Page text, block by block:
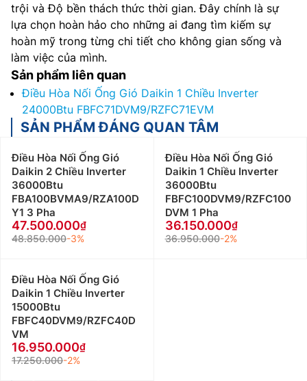
trội và Độ bền thách thức thời gian. Đây chính là sự
lựa chọn hoàn hảo cho những ai đang tìm kiếm sự
hoàn mỹ trong từng chi tiết cho không gian sống và
làm việc của mình.
Sản phẩm liên quan
Điều Hòa Nối Ống Gió Daikin 1 Chiều Inverter
24000Btu FBFC71DVM9/RZFC71EVM
SẢN PHẨM ĐÁNG QUAN TÂM
Điều Hòa Nối Ống Gió
Daikin 2 Chiều Inverter
36000Btu
FBA100BVMA9/RZA100D
Y1 3 Pha
47.500.000
48.850.000-3%
Điều Hòa Nối Ống Gió
Daikin 1 Chiều Inverter
36000Btu
FBFC100DVM9/RZFC100
DVM 1 Pha
36.150.000
36.950.000-2%
Điều Hòa Nối Ống Gió
Daikin 1 Chiều Inverter
15000Btu
FBFC40DVM9/RZFC40D
VM
16.950.000
17.250.000-2%